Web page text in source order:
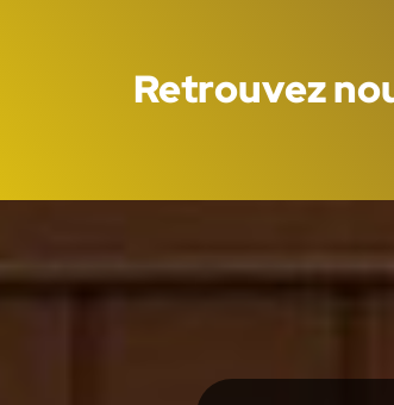
Retrouvez